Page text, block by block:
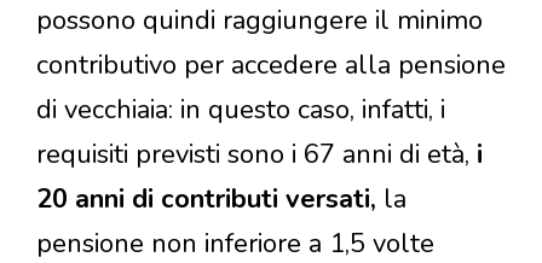
possono quindi raggiungere il minimo
contributivo per accedere alla pensione
di vecchiaia: in questo caso, infatti, i
requisiti previsti sono i 67 anni di età, i
20 anni di contributi versati, la
pensione non inferiore a 1,5 volte